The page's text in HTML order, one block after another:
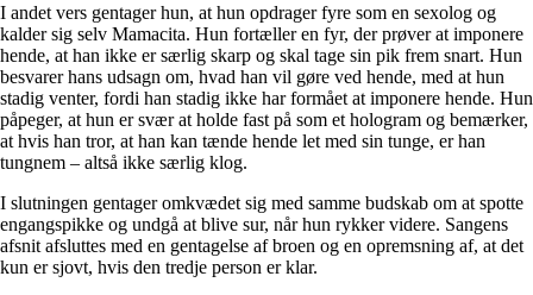
I andet vers gentager hun, at hun opdrager fyre som en sexolog og
kalder sig selv Mamacita. Hun fortæller en fyr, der prøver at imponere
hende, at han ikke er særlig skarp og skal tage sin pik frem snart. Hun
besvarer hans udsagn om, hvad han vil gøre ved hende, med at hun
stadig venter, fordi han stadig ikke har formået at imponere hende. Hun
påpeger, at hun er svær at holde fast på som et hologram og bemærker,
at hvis han tror, at han kan tænde hende let med sin tunge, er han
tungnem – altså ikke særlig klog.
I slutningen gentager omkvædet sig med samme budskab om at spotte
engangspikke og undgå at blive sur, når hun rykker videre. Sangens
afsnit afsluttes med en gentagelse af broen og en opremsning af, at det
kun er sjovt, hvis den tredje person er klar.